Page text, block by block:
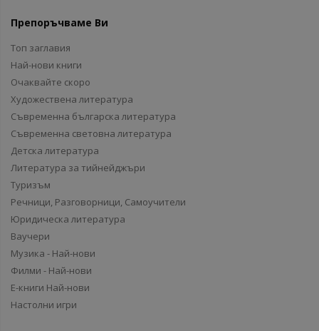
Препоръчваме Ви
Топ заглавия
Най-нови книги
Очаквайте скоро
Художествена литература
Съвременна българска литература
Съвременна световна литература
Детска литература
Литература за тийнейджъри
Туризъм
Речници, Разговорници, Самоучители
Юридическа литература
Ваучери
Музика - Най-нови
Филми - Най-нови
Е-книги Най-нови
Настолни игри